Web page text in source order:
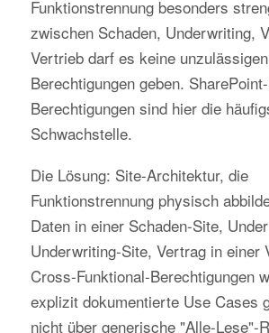
Funktionstrennung besonders
zwischen Schaden, Underwriting,
Vertrieb darf es keine
Berechtigungen geben.
Berechtigungen sind hier die
Schwachstelle.
Die Lösung: Site-Architektur, die
Funktionstrennung physisch
Daten in einer Schaden-Site,
Underwriting-Site, Vertrag in einer
Cross-Funktional-Berechtigungen
explizit dokumentierte Use Cases
nicht über generische "Alle-Lese"-